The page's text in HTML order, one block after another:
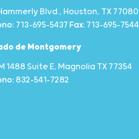
Blvd., Houston, TX 77080
713-695-5437 Fax: 713-695-7544
de Montgomery
1488 Suite E, Magnolia TX 77354
832-541-7282